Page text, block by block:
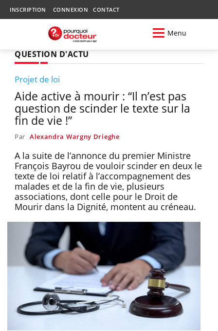
INSCRIPTION CONNEXION CONTACT
Menu
QUESTION D'ACTU
Projet de loi
Aide active à mourir : “Il n’est pas
question de scinder le texte sur la
fin de vie !”
Par Alexandra Wargny Drieghe
A la suite de l’annonce du premier Ministre
François Bayrou de vouloir scinder en deux le
texte de loi relatif à l’accompagnement des
malades et de la fin de vie, plusieurs
associations, dont celle pour le Droit de
Mourir dans la Dignité, montent au créneau.